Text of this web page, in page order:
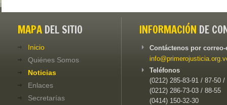
MAPA DEL SITIO
Inicio
Quiénes Somos
Noticias
Enlaces
Secretarías
INFORMACIÓN DE
Contáctenos por
Teléfonos
(0212) 285-83-91 / 87-50 /
(0212) 286-73-03 / 88-55
(0414) 150-32-30